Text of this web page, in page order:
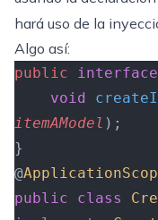
hará uso de la
Algo así:
public interface
    void
itemAModel );
}
@
public class